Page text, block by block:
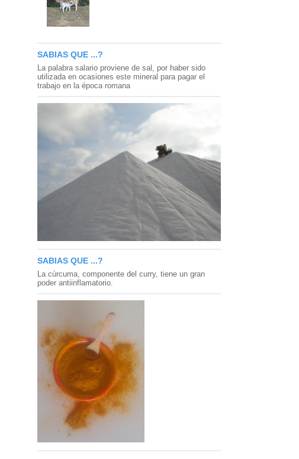
SABIAS QUE ...?
La palabra salario proviene de sal, por haber sido
utilizada en ocasiones este mineral para pagar el
trabajo en la época romana
SABIAS QUE ...?
La cúrcuma, componente del curry, tiene un gran
poder antiinflamatorio.